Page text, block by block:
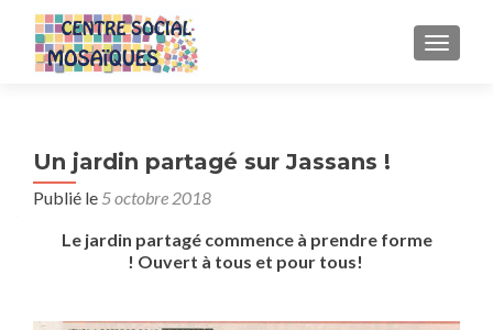
Un jardin partagé sur Jassans !
Publié le 5 octobre 2018
Le jardin partagé commence à prendre forme
! Ouvert à tous et pour tous!